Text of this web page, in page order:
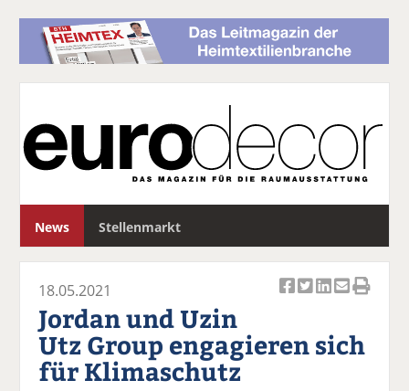
News Stellenmarkt
c
k k k k k
18.05.2021
Jordan und Uzin
Utz Group engagieren sich
für Klimaschutz